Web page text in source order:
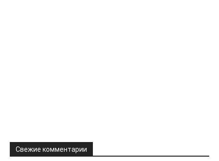
Свежие комментарии